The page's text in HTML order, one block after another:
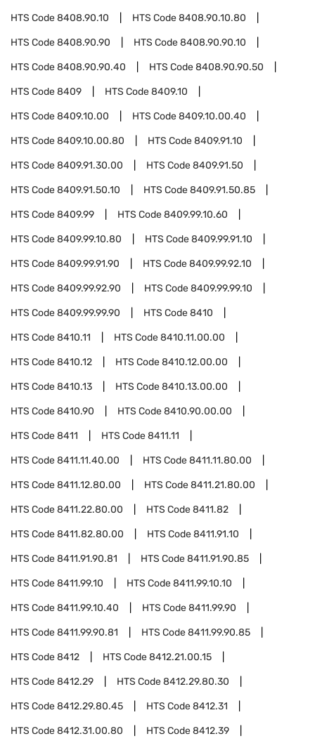
HTS Code8408.90.10 HTS Code8408.90.10.80
HTS Code8408.90.90 HTS Code8408.90.90.10
HTS Code8408.90.90.40 HTS Code8408.90.90.50
HTS Code8409 HTS Code8409.10
HTS Code8409.10.00 HTS Code8409.10.00.40
HTS Code8409.10.00.80 HTS Code8409.91.10
HTS Code8409.91.30.00 HTS Code8409.91.50
HTS Code8409.91.50.10 HTS Code8409.91.50.85
HTS Code8409.99 HTS Code8409.99.10.60
HTS Code8409.99.10.80 HTS Code8409.99.91.10
HTS Code8409.99.91.90 HTS Code8409.99.92.10
HTS Code8409.99.92.90 HTS Code8409.99.99.10
HTS Code8409.99.99.90 HTS Code8410
HTS Code8410.11 HTS Code8410.11.00.00
HTS Code8410.12 HTS Code8410.12.00.00
HTS Code8410.13 HTS Code8410.13.00.00
HTS Code8410.90 HTS Code8410.90.00.00
HTS Code8411 HTS Code8411.11
HTS Code8411.11.40.00 HTS Code8411.11.80.00
HTS Code8411.12.80.00 HTS Code8411.21.80.00
HTS Code8411.22.80.00 HTS Code8411.82
HTS Code8411.82.80.00 HTS Code8411.91.10
HTS Code8411.91.90.81 HTS Code8411.91.90.85
HTS Code8411.99.10 HTS Code8411.99.10.10
HTS Code8411.99.10.40 HTS Code8411.99.90
HTS Code8411.99.90.81 HTS Code8411.99.90.85
HTS Code8412 HTS Code8412.21.00.15
HTS Code8412.29 HTS Code8412.29.80.30
HTS Code8412.29.80.45 HTS Code8412.31
HTS Code8412.31.00.80 HTS Code8412.39